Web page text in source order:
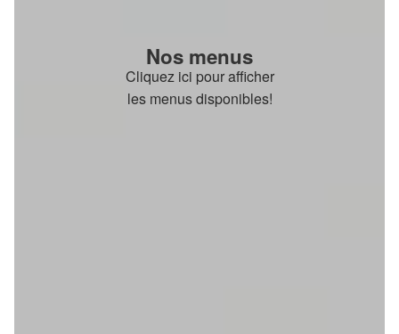
Nos menus
Cliquez ici pour afficher
les menus disponibles!